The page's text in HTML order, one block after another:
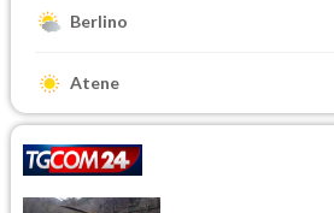
Berlino
Atene